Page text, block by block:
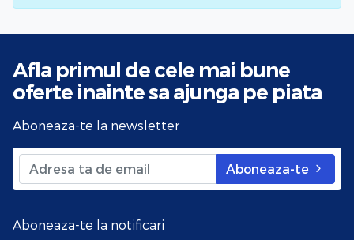
Afla primul de cele mai bune
oferte inainte sa ajunga pe piata
Aboneaza-te la newsletter
Aboneaza-te
Aboneaza-te la notificari